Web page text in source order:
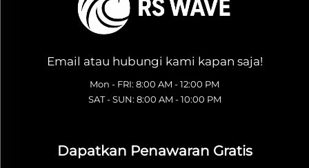
Email atau hubungi kami kapan saja!
Mon - FRI: 8:00 AM - 12:00 PM
SAT - SUN: 8:00 AM - 10:00 PM
Dapatkan Penawaran Gratis